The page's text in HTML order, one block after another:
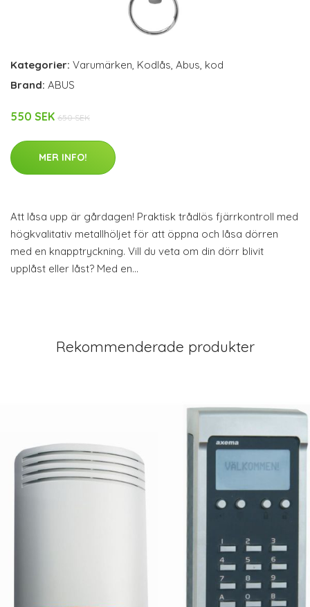
Kategorier: Varumärken, Kodlås, Abus, kod
Brand: ABUS
550 SEK 650 SEK
MER INFO!
Att låsa upp är gårdagen! Praktisk trådlös fjärrkontroll med
högkvalitativ metallhöljet för att öppna och låsa dörren
med en knapptryckning. Vill du veta om din dörr blivit
upplåst eller låst? Med en…
Rekommenderade produkter